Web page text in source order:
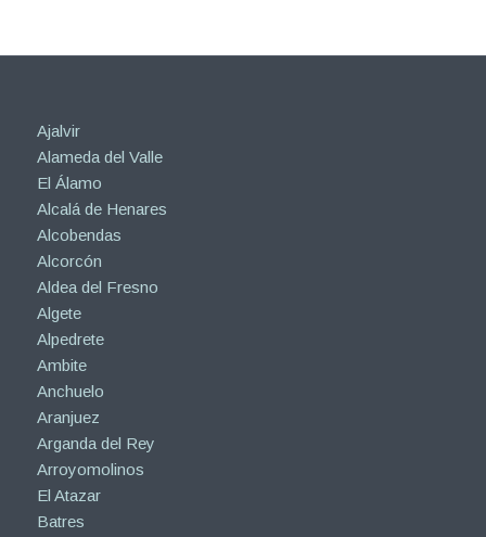
Ajalvir
Alameda del Valle
El Álamo
Alcalá de Henares
Alcobendas
Alcorcón
Aldea del Fresno
Algete
Alpedrete
Ambite
Anchuelo
Aranjuez
Arganda del Rey
Arroyomolinos
El Atazar
Batres